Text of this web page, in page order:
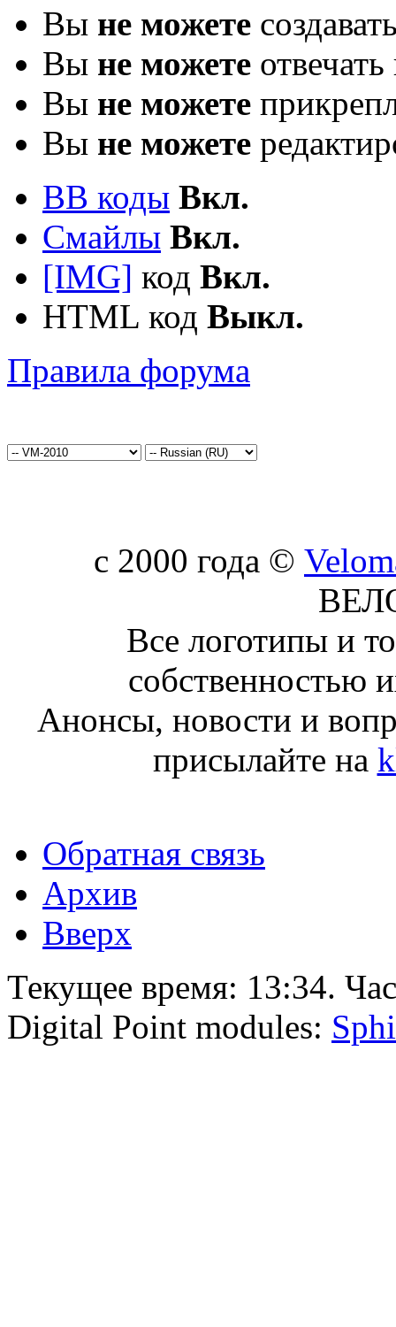
Вы не можете
Вы не можете
Вы не можете
Вы не можете
BB коды Вкл.
Смайлы Вкл.
[IMG] код Вкл.
HTML код Выкл.
Правила форума
c 2000 года ©
Все логотипы и
собственностью
Анонсы, новости и
присылайте на
Обратная связь
Архив
Вверх
Текущее время: 13:34.
Digital Point modules: